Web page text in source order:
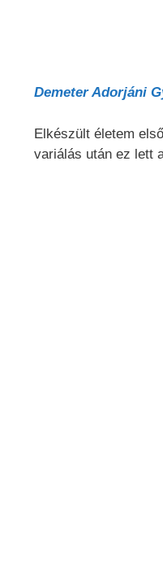
Demeter Adorjáni
Elkészült életem
variálás után ez lett